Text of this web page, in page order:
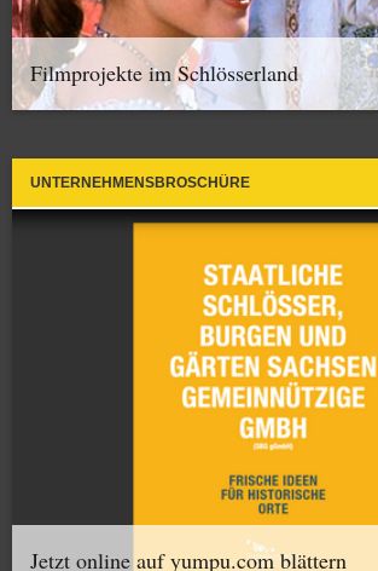
Filmprojekte im Schlösserland
UNTERNEHMENSBROSCHÜRE
Jetzt online auf yumpu.com blättern